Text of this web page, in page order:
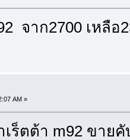
จาก2700 เหลือ
AM »
ร็ตต้า m92 ขาย